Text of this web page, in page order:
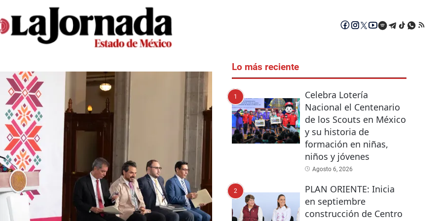
Lo más reciente
1
Celebra Lotería
Nacional el Centenario
de los Scouts en México
y su historia de
formación en niñas,
niños y jóvenes
Agosto 6, 2026
2
PLAN ORIENTE: Inicia
en septiembre
construcción de Centro